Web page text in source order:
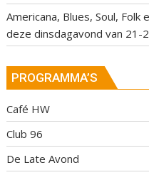
Americana, Blues, Soul, Folk
deze dinsdagavond van 21-
PROGRAMMA’S
Café HW
Club 96
De Late Avond